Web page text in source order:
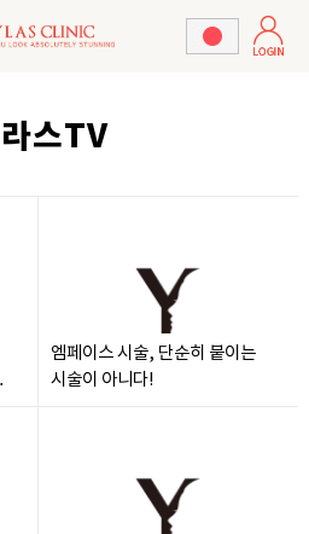
스TV
엠페이스 시술, 단순히 붙이는
시술이 아니다!